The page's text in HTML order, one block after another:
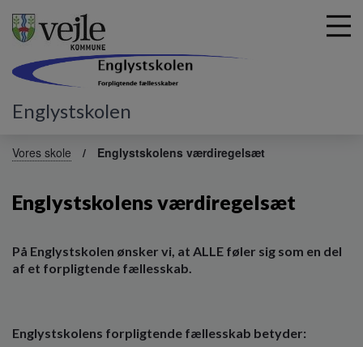
Englystskolen
Vores skole Englystskolens værdiregelsæt
Englystskolens værdiregelsæt
På Englystskolen ønsker vi, at ALLE føler sig som en del
af et forpligtende fællesskab.
Englystskolens forpligtende fællesskab betyder: